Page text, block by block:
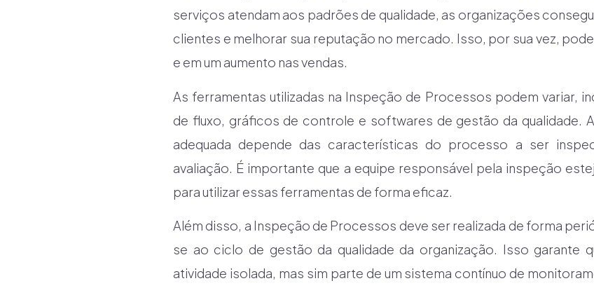
serviços atendam aos padrões de qualidade, as organizações
clientes e melhorar sua reputação no mercado. Isso, por sua vez,
e em um aumento nas vendas.
As ferramentas utilizadas na Inspeção de Processos podem variar,
de fluxo, gráficos de controle e softwares de gestão da qualidade.
adequada depende das características do processo a ser
avaliação. É importante que a equipe responsável pela inspeção
para utilizar essas ferramentas de forma eficaz.
Além disso, a Inspeção de Processos deve ser realizada de forma
se ao ciclo de gestão da qualidade da organização. Isso garante
atividade isolada, mas sim parte de um sistema contínuo de